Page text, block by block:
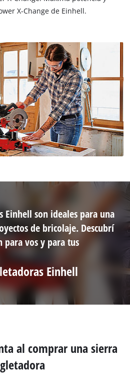
X-Change de Einhell.
Einhell son ideales para una
de bricolaje. Descubrí
para vos y para tus
Einhell
al comprar una sierra